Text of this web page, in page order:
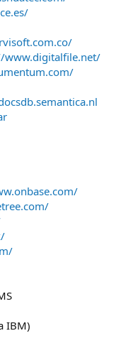
www.digitalfile.net/
IBM)